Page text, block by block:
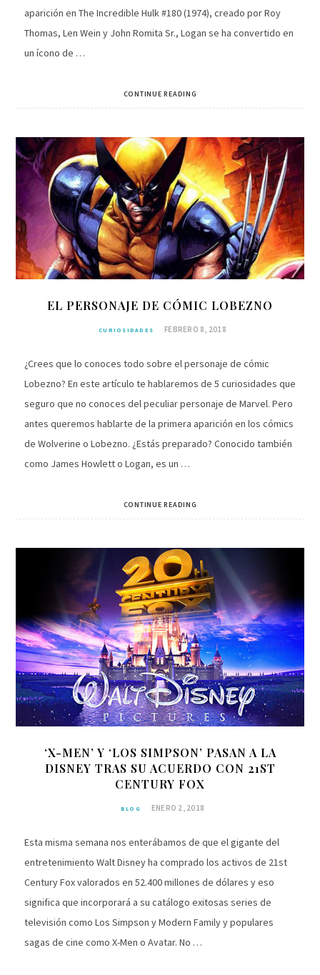
aparición en The Incredible Hulk #180 (1974), creado por Roy
Thomas, Len Wein y John Romita Sr., Logan se ha convertido en
un ícono de …
CONTINUE READING
EL PERSONAJE DE CÓMIC LOBEZNO
CURIOSIDADES FEBRERO 8, 2018
¿Crees que lo conoces todo sobre el personaje de cómic
Lobezno? En este artículo te hablaremos de 5 curiosidades que
seguro que no conoces del peculiar personaje de Marvel. Pero
antes queremos hablarte de la primera aparición en los cómics
de Wolverine o Lobezno. ¿Estás preparado? Conocido también
como James Howlett o Logan, es un …
CONTINUE READING
‘X-MEN’ Y ‘LOS SIMPSON’ PASAN A LA
DISNEY TRAS SU ACUERDO CON 21ST
CENTURY FOX
BLOG ENERO 2, 2018
Esta misma semana nos enterábamos de que el gigante del
entretenimiento Walt Disney ha comprado los activos de 21st
Century Fox valorados en 52.400 millones de dólares y eso
significa que incorporará a su catálogo exitosas series de
televisión como Los Simpson y Modern Family y populares
sagas de cine como X-Men o Avatar. No …